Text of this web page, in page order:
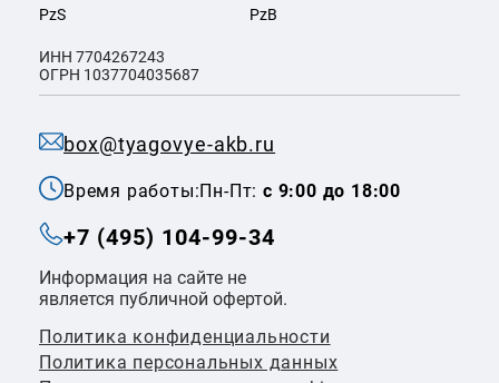
box@tyagovye-akb.ru
Время работы:Пн-Пт:с 9:00 до 18:00
+7 (495) 104-99-34
Информация на сайте не
является публичной офертой.
Политика конфиденциальности
Политикa персональных данных
PzS PzB
ИНН 7704267243
ОГРН 1037704035687